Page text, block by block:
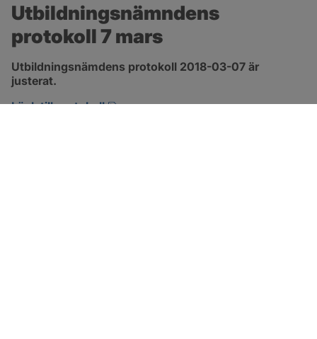
Utbildningsnämndens
protokoll 7 mars
Utbildningsnämdens protokoll 2018-03-07 är
justerat.
Länk till protokoll
pdf, 477.2 kB, öppnas i nytt fönster.